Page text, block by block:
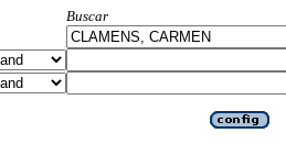
Buscar